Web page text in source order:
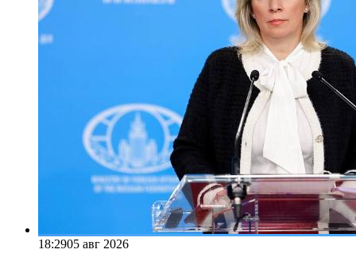
18:2905 авг 2026